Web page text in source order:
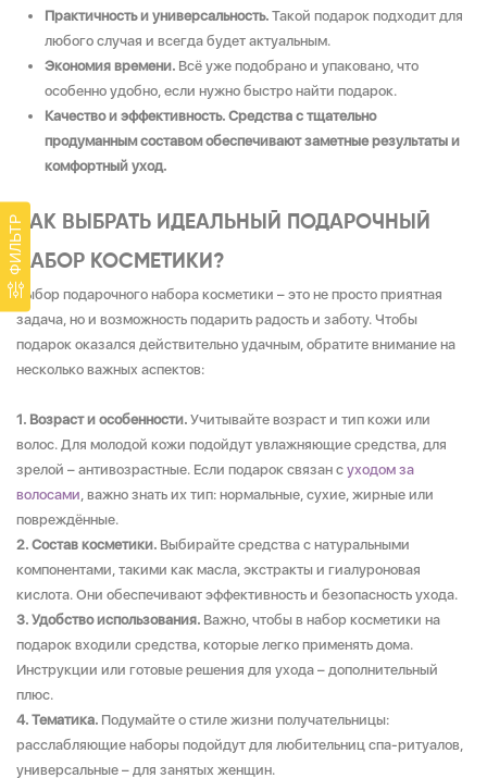
ФИЛЬТР
Практичность и универсальность. Такой подарок подходит для
любого случая и всегда будет актуальным.
Экономия времени. Всё уже подобрано и упаковано, что
особенно удобно, если нужно быстро найти подарок.
Качество и эффективность. Средства с тщательно
продуманным составом обеспечивают заметные результаты и
комфортный уход.
КАК ВЫБРАТЬ ИДЕАЛЬНЫЙ ПОДАРОЧНЫЙ
НАБОР КОСМЕТИКИ?
Выбор подарочного набора косметики – это не просто приятная
задача, но и возможность подарить радость и заботу. Чтобы
подарок оказался действительно удачным, обратите внимание на
несколько важных аспектов:
Возраст и особенности. Учитывайте возраст и тип кожи или
волос. Для молодой кожи подойдут увлажняющие средства, для
зрелой – антивозрастные. Если подарок связан с уходом за
волосами, важно знать их тип: нормальные, сухие, жирные или
повреждённые.
Состав косметики. Выбирайте средства с натуральными
компонентами, такими как масла, экстракты и гиалуроновая
кислота. Они обеспечивают эффективность и безопасность ухода.
Удобство использования. Важно, чтобы в набор косметики на
подарок входили средства, которые легко применять дома.
Инструкции или готовые решения для ухода – дополнительный
плюс.
Тематика. Подумайте о стиле жизни получательницы:
расслабляющие наборы подойдут для любительниц спа-ритуалов,
универсальные – для занятых женщин.